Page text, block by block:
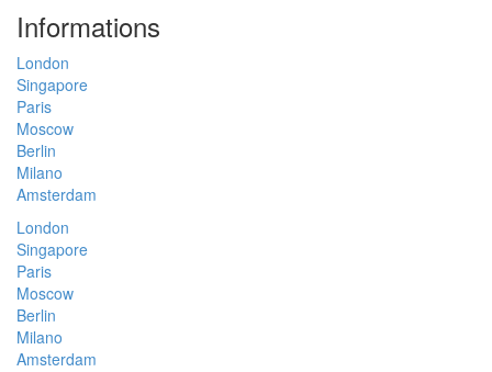
Informations
London
Singapore
Paris
Moscow
Berlin
Milano
Amsterdam
London
Singapore
Paris
Moscow
Berlin
Milano
Amsterdam